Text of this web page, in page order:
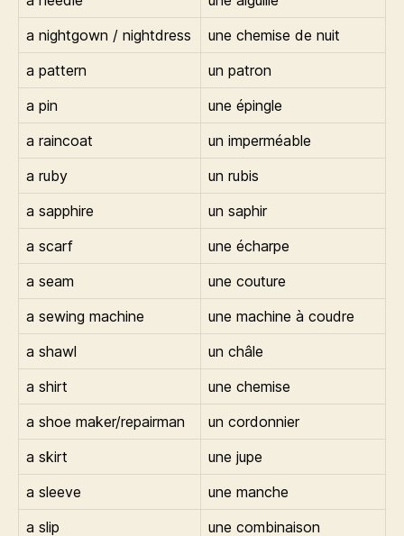
a nightgown / nightdress
une chemise de nuit
a pattern
un patron
a pin
une épingle
a raincoat
un imperméable
a ruby
un rubis
a sapphire
un saphir
a scarf
une écharpe
a seam
une couture
a sewing machine
une machine à coudre
a shawl
un châle
a shirt
une chemise
a shoe maker/repairman
un cordonnier
a skirt
une jupe
a sleeve
une manche
a slip
une combinaison